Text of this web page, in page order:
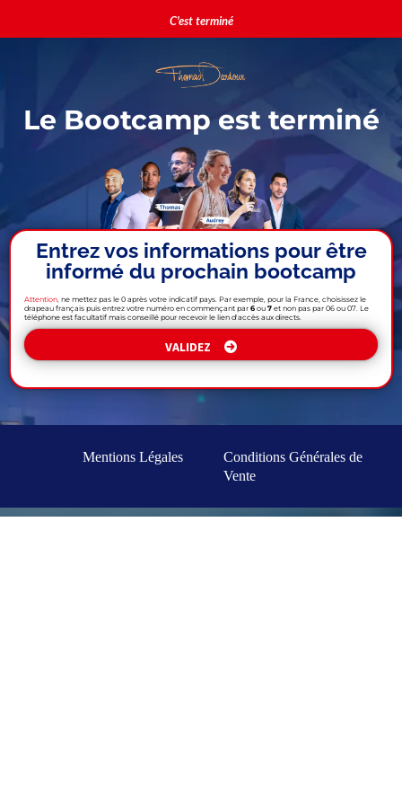
C'est terminé
Le Bootcamp est terminé
Entrez vos informations pour être
informé du prochain bootcamp
Attention, ne mettez pas le 0 après votre indicatif pays. Par exemple, pour la France, choisissez le
drapeau français puis entrez votre numéro en commençant par 6 ou 7 et non pas par 06 ou 07. Le
téléphone est facultatif mais conseillé pour recevoir le lien d'accès aux directs.
VALIDEZ
Mentions Légales
Conditions Générales de
Vente